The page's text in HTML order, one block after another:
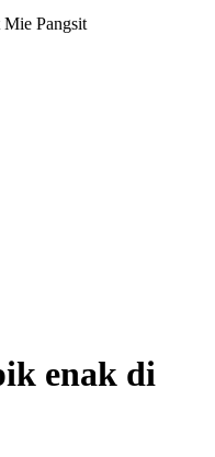
enak di